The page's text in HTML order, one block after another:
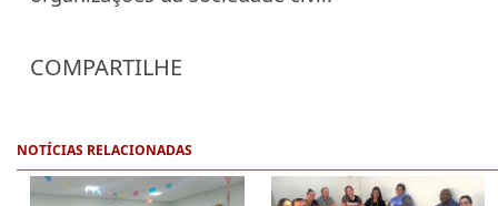
COMPARTILHE
NOTÍCIAS RELACIONADAS